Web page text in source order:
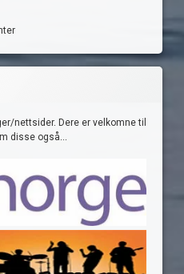
nettsider. Dere er velkomne til
disse også...